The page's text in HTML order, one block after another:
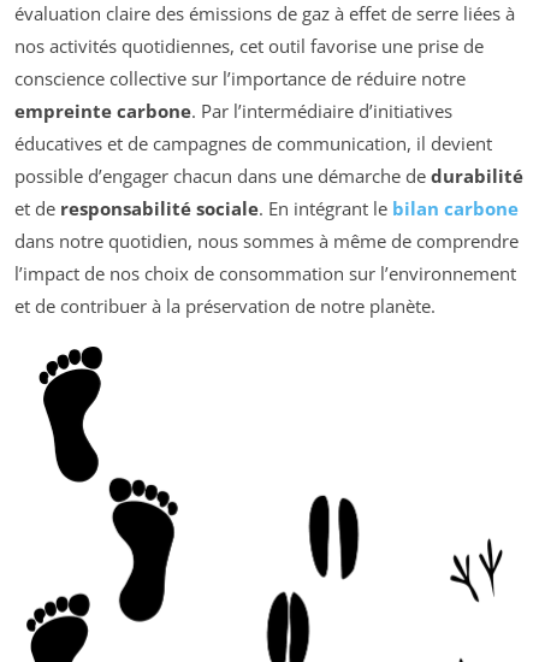
évaluation claire des émissions de gaz à effet de serre liées à
nos activités quotidiennes, cet outil favorise une prise de
conscience collective sur l’importance de réduire notre
empreinte carbone. Par l’intermédiaire d’initiatives
éducatives et de campagnes de communication, il devient
possible d’engager chacun dans une démarche de durabilité
et de responsabilité sociale. En intégrant le bilan carbone
dans notre quotidien, nous sommes à même de comprendre
l’impact de nos choix de consommation sur l’environnement
et de contribuer à la préservation de notre planète.